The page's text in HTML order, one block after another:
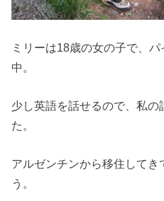
ミリーは18歳の女の子で、
中。
少し英語を話せるので、私の
た。
アルゼンチンから移住してき
う。